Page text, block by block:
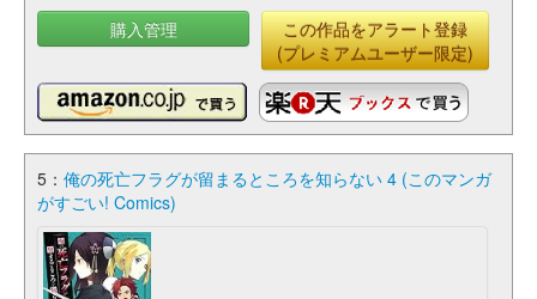
購入管理
この作品をアラート登録
(プレミアムユーザー限定)
5： 俺の死亡フラグが留まるところを知らない 4 (このマンガ
がすごい! Comics)